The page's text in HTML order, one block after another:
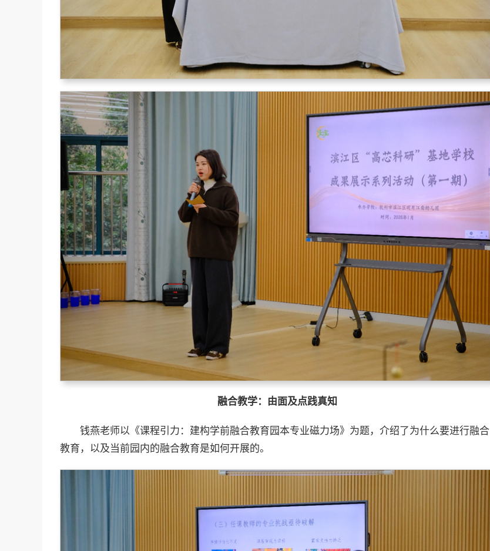
融合教学： 由面及点践真知
钱燕老师以《课程引力：建构学前融合教育园本专业磁力场》为题，介绍了为什么要进行融合
教育，以及当前园内的融合教育是如何开展的。